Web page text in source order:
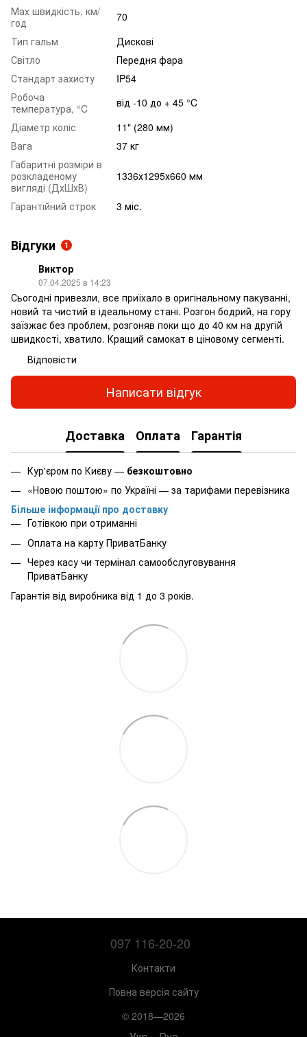
Маx швидкість, км/
год
70
Тип гальм
Дискові
Світло
Передня фара
Стандарт захисту
IP54
Робоча
температура, °C
від -10 до + 45 °C
Діаметр коліс
11" (280 мм)
Вага
37 кг
Габаритні розміри в
розкладеному
вигляді (ДхШхВ)
1336х1295х660 мм
Гарантійний строк 3 міс.
Відгуки 1
Виктор
07.04.2025 в 14:23
Сьогодні привезли, все приїхало в оригінальному пакуванні,
новий та чистий в ідеальному стані. Розгон бодрий, на гору
заїзжає без проблем, розгоняв поки що до 40 км на другій
швидкості, хватило. Кращий самокат в ціновому сегменті.
Відповісти
Написати відгук
Доставка Оплата Гарантія
Кур'єром по Києву — безкоштовно
«Новою поштою» по Україні — за тарифами перевізника
Більше інформації про доставку
Готівкою при отриманні
Оплата на карту ПриватБанку
Через касу чи термінал самообслуговування
ПриватБанку
Гарантія від виробника від 1 до 3 років.
097 116-20-20
Контакти
Повна версія сайту
© 2018—2026